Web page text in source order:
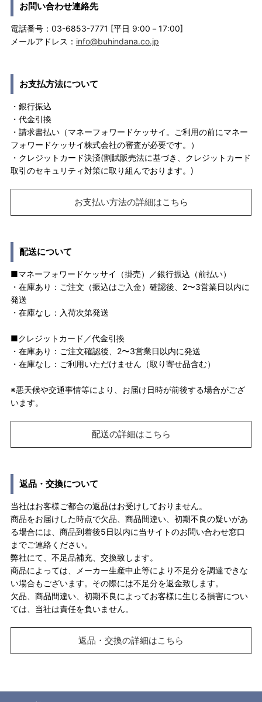
お問い合わせ連絡先
電話番号：03-6853-7771 [平日 9:00－17:00]
メールアドレス： info@buhindana.co.jp
お支払方法について
・銀行振込
・代金引換
・請求書払い（マネーフォワードケッサイ。ご利用の前にマネー
フォワードケッサイ株式会社の審査が必要です。）
・クレジットカード決済(割賦販売法に基づき、クレジットカード
取引のセキュリティ対策に取り組んでおります。)
お支払い方法の詳細はこちら
配送について
■マネーフォワードケッサイ（掛売）／銀行振込（前払い）
・在庫あり：ご注文（振込はご入金）確認後、2〜3営業日以内に
発送
・在庫なし：入荷次第発送
■クレジットカード／代金引換
・在庫あり：ご注文確認後、2〜3営業日以内に発送
・在庫なし：ご利用いただけません（取り寄せ品含む）
※悪天候や交通事情等により、お届け日時が前後する場合がござ
います。
配送の詳細はこちら
返品・交換について
当社はお客様ご都合の返品はお受けしておりません。
商品をお届けした時点で欠品、商品間違い、初期不良の疑いがあ
る場合には、商品到着後5日以内に当サイトのお問い合わせ窓口
までご連絡ください。
弊社にて、不足品補充、交換致します。
商品によっては、メーカー生産中止等により不足分を調達できな
い場合もございます。その際には不足分を返金致します。
欠品、商品間違い、初期不良によってお客様に生じる損害につい
ては、当社は責任を負いません。
返品・交換の詳細はこちら